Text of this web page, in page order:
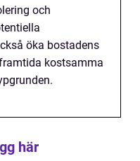
och
öka bostadens
kostsamma
här